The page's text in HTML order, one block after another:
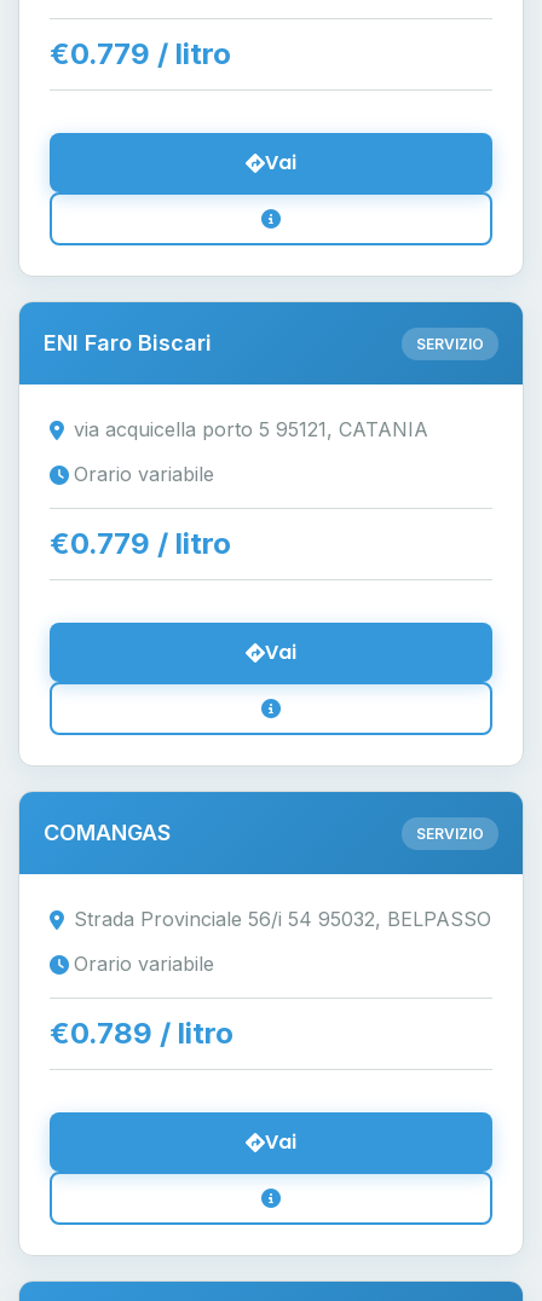
€0.779 / litro
Vai
ENI Faro Biscari SERVIZIO
via acquicella porto 5 95121, CATANIA
Orario variabile
€0.779 / litro
Vai
COMANGAS SERVIZIO
Strada Provinciale 56/i 54 95032, BELPASSO
Orario variabile
€0.789 / litro
Vai